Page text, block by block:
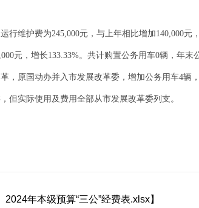
行维护费为245,000元，与上年相比增加140,000
元，增长133.33%。共计购置公务用车0辆，年末
，原国动办并入市发展改革委，增加公务用车4辆
但实际使用及费用全部从市发展改革委列支。
年本级预算“三公”经费表.xlsx】